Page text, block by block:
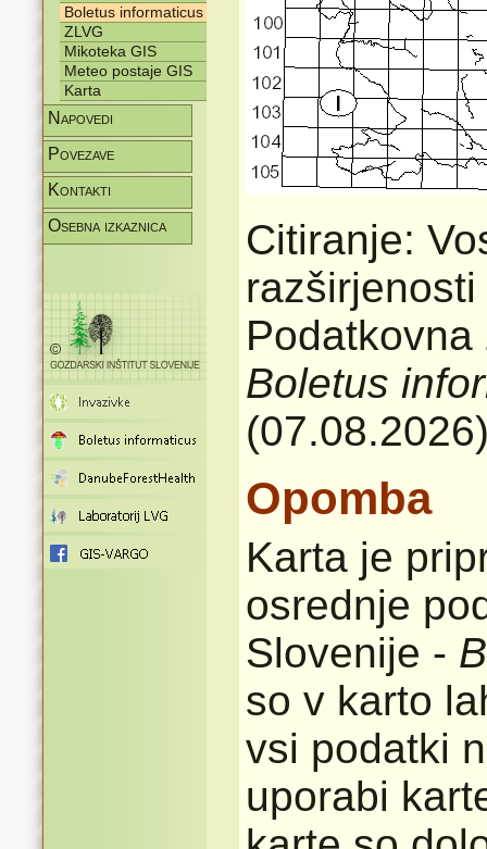
Boletus informaticus
ZLVG
Mikoteka GIS
Meteo postaje GIS
Karta
Napovedi
Povezave
Kontakti
Osebna izkaznica
Citiranje:
Boletus
Opomba
Karta je
osrednje
Slovenije -
so v karto
vsi podatki
uporabi